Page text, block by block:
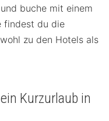
buche mit einem
findest du die
zu den Hotels als
Kurzurlaub in